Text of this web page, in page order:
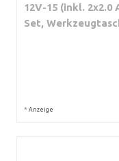
12V-15 (inkl.
Set,
* Anzeige